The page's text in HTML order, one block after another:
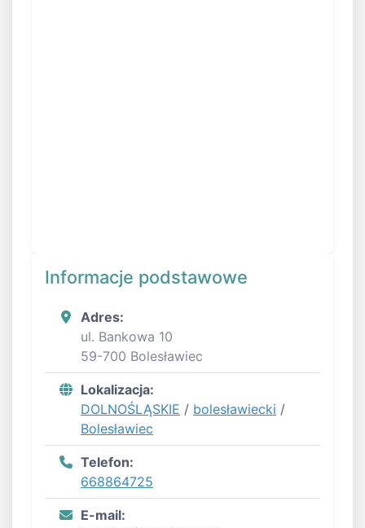
Informacje podstawowe
Adres:
ul. Bankowa 10
59-700 Bolesławiec
Lokalizacja:
DOLNOŚLĄSKIE / bolesławiecki /
Bolesławiec
Telefon:
668864725
E-mail: